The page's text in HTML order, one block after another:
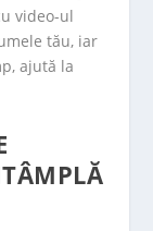
video-ul
tău, iar
ajută la